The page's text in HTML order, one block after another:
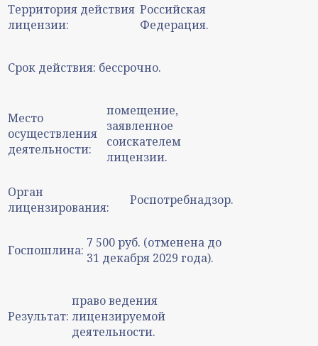
Территория действия
лицензии:
Российская
Федерация.
Срок действия: бессрочно.
Место
осуществления
деятельности:
помещение,
заявленное
соискателем
лицензии.
Орган
лицензирования:
Роспотребнадзор.
Госпошлина: 7 500 руб. (отменена до
31 декабря 2029 года).
Результат:
право ведения
лицензируемой
деятельности.